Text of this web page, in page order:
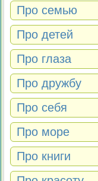
Про семью
Про детей
Про глаза
Про дружбу
Про себя
Про море
Про книги